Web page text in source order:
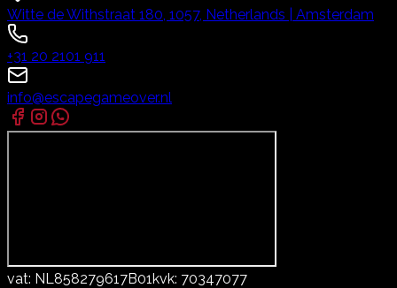
Witte de Withstraat 180, 1057, Netherlands | Amsterdam
+31 20 2101 911
info@escapegameover.nl
vat: NL858279617B01kvk: 70347077